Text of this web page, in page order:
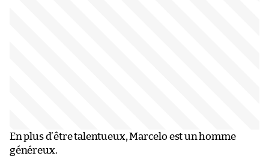
En plus d’être talentueux, Marcelo est un homme
généreux.